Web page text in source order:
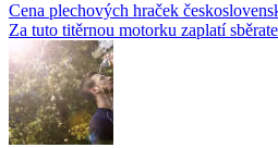
Cena plechových hraček
Za tuto titěrnou motorku zaplatí